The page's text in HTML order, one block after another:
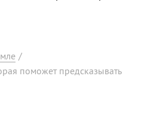
/
поможет предсказывать